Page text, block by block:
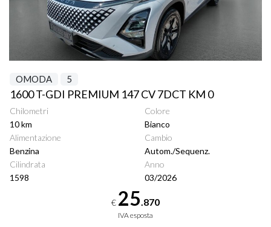
OMODA 5
1600 T-GDI PREMIUM 147 CV 7DCT KM 0
Chilometri
10 km
Colore
Bianco
Alimentazione
Benzina
Cambio
Autom./Sequenz.
Cilindrata
1598
Anno
03/2026
€ 25 .870
IVA esposta